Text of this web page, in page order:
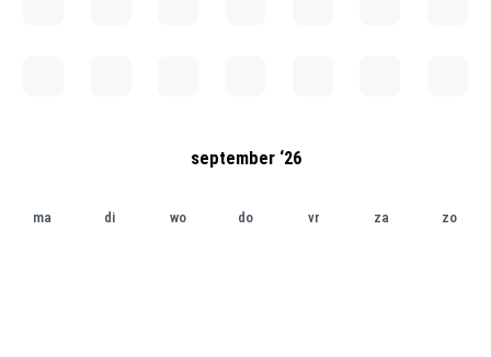
september ‘26
ma di wo do vr za zo